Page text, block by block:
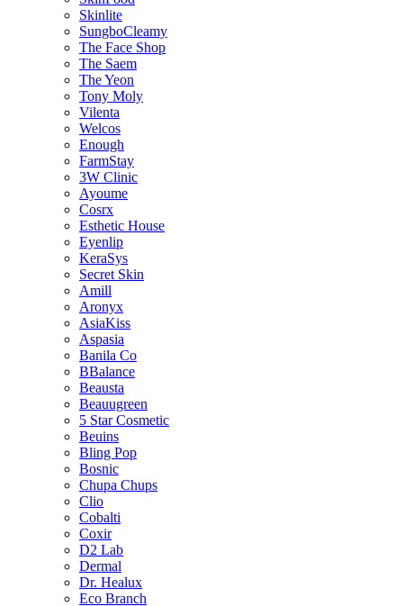
Skinlite
SungboCleamy
The Face Shop
The Saem
The Yeon
Tony Moly
Vilenta
Welcos
Enough
FarmStay
3W Clinic
Ayoume
Cosrx
Esthetic House
Eyenlip
KeraSys
Secret Skin
Amill
Aronyx
AsiaKiss
Aspasia
Banila Co
BBalance
Beausta
Beauugreen
5 Star Cosmetic
Beuins
Bling Pop
Bosnic
Chupa Chups
Clio
Cobalti
Coxir
D2 Lab
Dermal
Dr. Healux
Eco Branch